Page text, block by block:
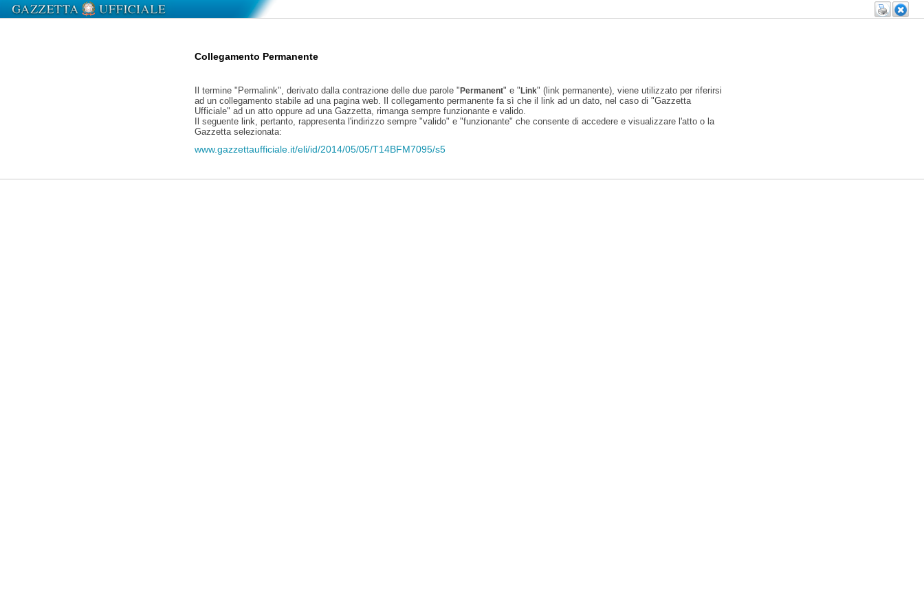
Collegamento Permanente
Il termine "Permalink", derivato dalla contrazione delle due parole "Permanent" e "Link" (link permanente), viene utilizzato per riferirsi
ad un collegamento stabile ad una pagina web. Il collegamento permanente fa sì che il link ad un dato, nel caso di "Gazzetta
Ufficiale" ad un atto oppure ad una Gazzetta, rimanga sempre funzionante e valido.
Il seguente link, pertanto, rappresenta l'indirizzo sempre "valido" e "funzionante" che consente di accedere e visualizzare l'atto o la
Gazzetta selezionata:
www.gazzettaufficiale.it/eli/id/2014/05/05/T14BFM7095/s5